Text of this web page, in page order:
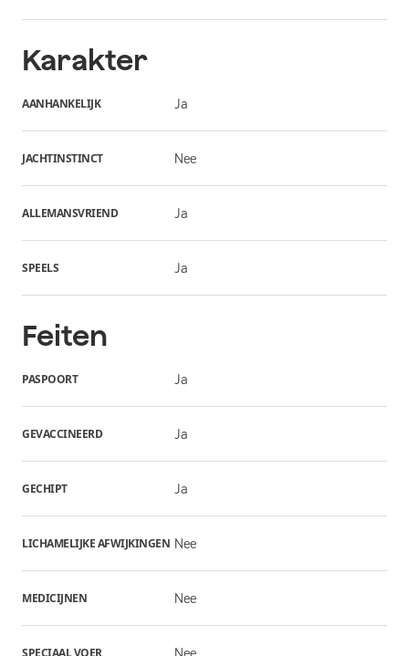
Karakter
AANHANKELIJK Ja
JACHTINSTINCT Nee
ALLEMANSVRIEND Ja
SPEELS Ja
Feiten
PASPOORT Ja
GEVACCINEERD Ja
GECHIPT Ja
LICHAMELIJKE AFWIJKINGEN Nee
MEDICIJNEN Nee
SPECIAAL VOER